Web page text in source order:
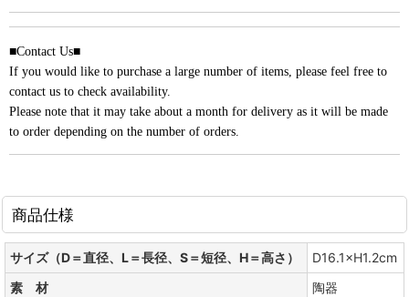
■Contact Us■
If you would like to purchase a large number of items, please feel free to
contact us to check availability.
Please note that it may take about a month for delivery as it will be made
to order depending on the number of orders.
商品仕様
サイズ（D＝直径、L＝長径、S＝短径、H＝高さ）
D16.1×H1.2cm
素 材
陶器